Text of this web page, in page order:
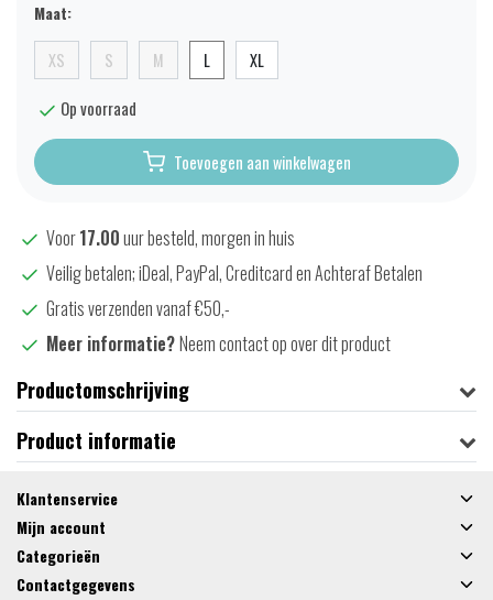
Maat:
XS S M L XL
Op voorraad
Toevoegen aan winkelwagen
Voor17.00uur besteld, morgen in huis
Veilig betalen; iDeal, PayPal, Creditcard en Achteraf Betalen
Gratis verzenden vanaf €50,-
Meer informatie?Neem contact op over dit product
Productomschrijving
Product informatie
Klantenservice
Mijn account
Categorieën
Contactgegevens